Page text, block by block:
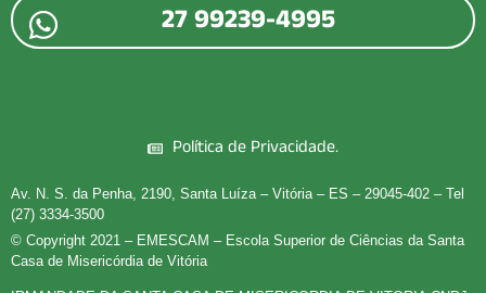
27 99239-4995
Política de Privacidade.
Av. N. S. da Penha, 2190, Santa Luíza – Vitória – ES – 29045-402 – Tel
(27) 3334-3500
© Copyright 2021 – EMESCAM – Escola Superior de Ciências da Santa
Casa de Misericórdia de Vitória